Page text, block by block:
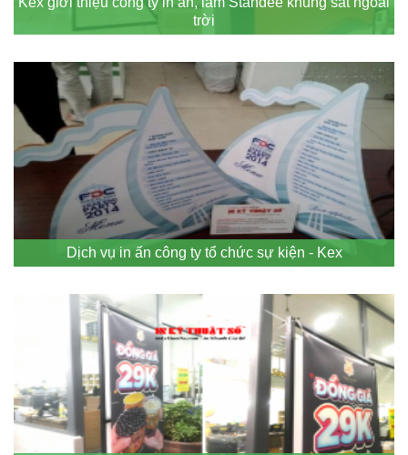
trời
Dịch vụ in ấn công ty tổ chức sự kiện - Kex